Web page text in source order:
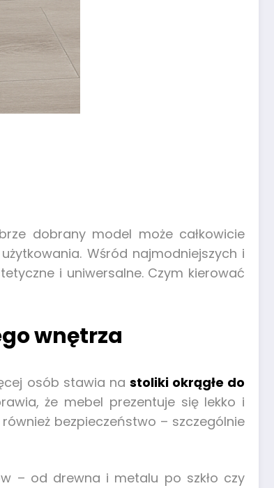
dobrany model może całkowicie
Wśród najmodniejszych i
i uniwersalne. Czym kierować
wnętrza
osób stawia na stoliki okrągłe do
że mebel prezentuje się lekko i
bezpieczeństwo – szczególnie
– od drewna i metalu po szkło czy